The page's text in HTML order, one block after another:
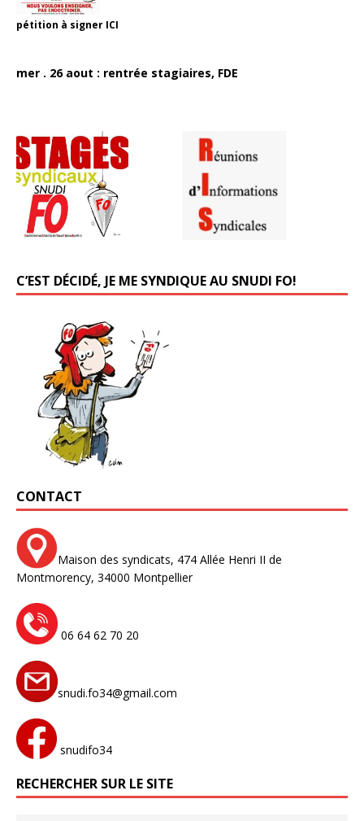
pétition à signer ICI
mer . 26 aout : rentrée stagiaires, FDE
C’EST DÉCIDÉ, JE ME SYNDIQUE AU SNUDI FO!
CONTACT
Maison des syndicats, 474 Allée Henri II de
Montmorency, 34000 Montpellier
06 64 62 70 20
snudi.fo34@gmail.com
snudifo34
RECHERCHER SUR LE SITE